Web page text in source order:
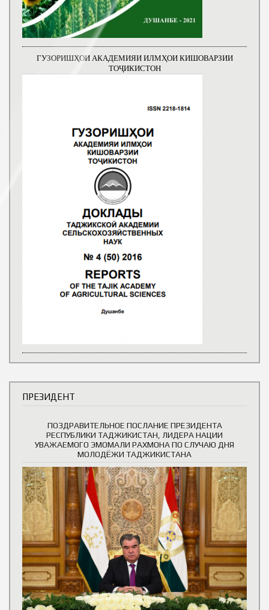
ГУЗОРИШҲОИ АКАДЕМИЯИ ИЛМҲОИ КИШОВАРЗИИ
ТОҶИКИСТОН
ПРЕЗИДЕНТ
ПОЗДРАВИТЕЛЬНОЕ ПОСЛАНИЕ ПРЕЗИДЕНТА
РЕСПУБЛИКИ ТАДЖИКИСТАН, ЛИДЕРА НАЦИИ
УВАЖАЕМОГО ЭМОМАЛИ РАХМОНА ПО СЛУЧАЮ ДНЯ
МОЛОДЁЖИ ТАДЖИКИСТАНА